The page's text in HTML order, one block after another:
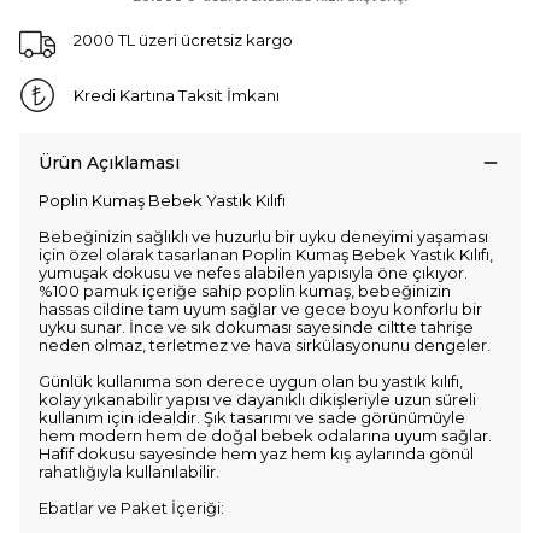
2000 TL üzeri ücretsiz kargo
Kredi Kartına Taksit İmkanı
Ürün Açıklaması
Poplin Kumaş Bebek Yastık Kılıfı
Bebeğinizin sağlıklı ve huzurlu bir uyku deneyimi yaşaması
için özel olarak tasarlanan Poplin Kumaş Bebek Yastık Kılıfı,
yumuşak dokusu ve nefes alabilen yapısıyla öne çıkıyor.
%100 pamuk içeriğe sahip poplin kumaş, bebeğinizin
hassas cildine tam uyum sağlar ve gece boyu konforlu bir
uyku sunar. İnce ve sık dokuması sayesinde ciltte tahrişe
neden olmaz, terletmez ve hava sirkülasyonunu dengeler.
Günlük kullanıma son derece uygun olan bu yastık kılıfı,
kolay yıkanabilir yapısı ve dayanıklı dikişleriyle uzun süreli
kullanım için idealdir. Şık tasarımı ve sade görünümüyle
hem modern hem de doğal bebek odalarına uyum sağlar.
Hafif dokusu sayesinde hem yaz hem kış aylarında gönül
rahatlığıyla kullanılabilir.
Ebatlar ve Paket İçeriği: